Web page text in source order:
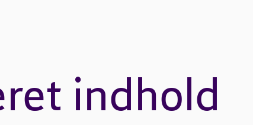
indhold